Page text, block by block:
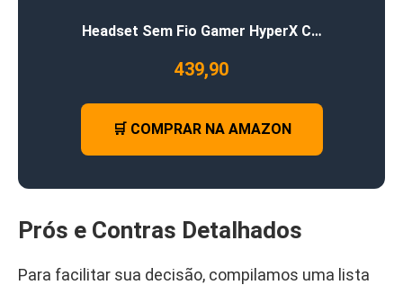
Headset Sem Fio Gamer HyperX C…
439,90
🛒 COMPRAR NA AMAZON
Prós e Contras Detalhados
Para facilitar sua decisão, compilamos uma lista